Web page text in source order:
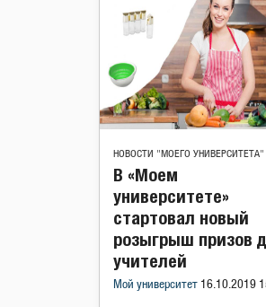
НОВОСТИ "МОЕГО УНИВЕРСИТЕТА"
В «Моем
университете»
стартовал новый
розыгрыш призов
учителей
Мой университет 16.10.2019